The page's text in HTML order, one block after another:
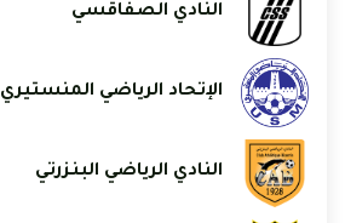
النادي الصفاقسي
الإتحاد الرياضي المنستيري
النادي الرياضي البنزرتي